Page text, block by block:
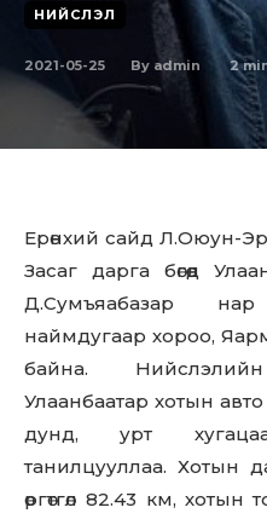
НИЙСЛЭЛ
2021-05-25 By admin 2
Ерөнхий сайд Л.Оюун-
Засаг дарга бөгөөд
Д.Сумъяабазар
наймдугаар хороо,
байна.
Улаанбаатар хотын
дунд, урт
танилцууллаа. Хотын
өргөтгөл 82.43 км,